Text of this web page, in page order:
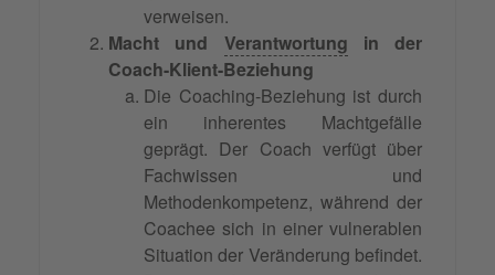
verweisen.
Macht und Verantwortung in der
Coach-Klient-Beziehung
Die Coaching-Beziehung ist durch
ein inherentes Machtgefälle
geprägt. Der Coach verfügt über
Fachwissen und
Methodenkompetenz, während der
Coachee sich in einer vulnerablen
Situation der Veränderung befindet.